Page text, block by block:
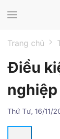
Trang chủ
Điều
Thứ Tư, 16/11/